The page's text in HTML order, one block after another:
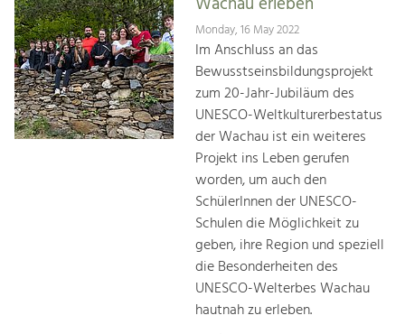
Monday, 16 May 2022
Im Anschluss an das
Bewusstseinsbildungsprojekt
zum 20-Jahr-Jubiläum des
UNESCO-Weltkulturerbestatus
der Wachau ist ein weiteres
Projekt ins Leben gerufen
worden, um auch den
SchülerInnen der UNESCO-
Schulen die Möglichkeit zu
geben, ihre Region und speziell
die Besonderheiten des
UNESCO-Welterbes Wachau
hautnah zu erleben.